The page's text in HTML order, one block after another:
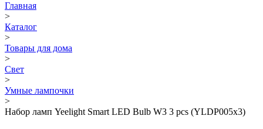
Главная
>
Каталог
>
Товары для дома
>
Свет
>
Умные лампочки
>
Набор ламп Yeelight Smart LED Bulb W3 3 pcs (YLDP005x3)